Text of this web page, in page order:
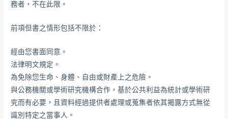
務者，不在此限。
前項但書之情形包括不限於：
經由您書面同意。
法律明文規定。
為免除您生命、身體、自由或財產上之危險。
與公務機關或學術研究機構合作，基於公共利益為統計或學術研
究而有必要，且資料經過提供者處理或蒐集者依其揭露方式無從
識別特定之當事人。